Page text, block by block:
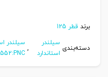
برند قطر 125
دسته‌بندی سیلندر
استاندارد
,